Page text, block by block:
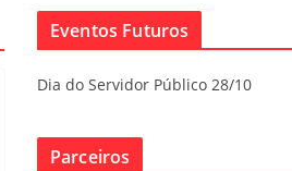
Eventos Futuros
Dia do Servidor Público 28/10
Parceiros